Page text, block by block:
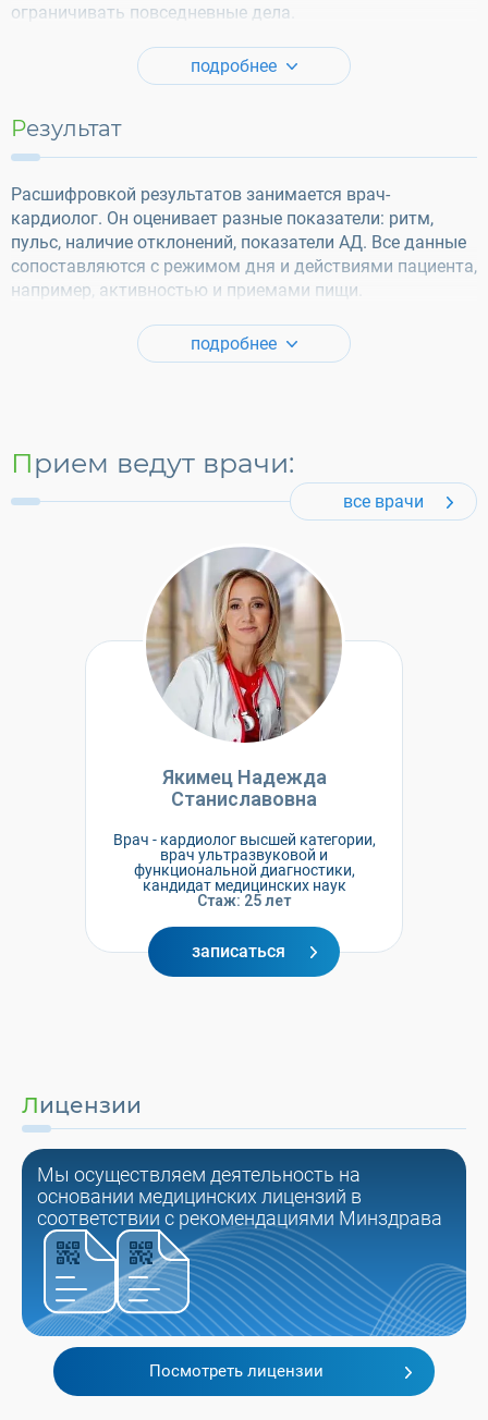
ограничивать повседневные дела.
подробнее
Результат
Расшифровкой результатов занимается врач-
кардиолог. Он оценивает разные показатели: ритм,
пульс, наличие отклонений, показатели АД. Все данные
сопоставляются с режимом дня и действиями пациента,
например, активностью и приемами пищи.
подробнее
Лицензии
Мы осуществляем деятельность на
основании медицинских лицензий в
соответствии с рекомендациями Минздрава
Посмотреть лицензии
Прием ведут врачи:
все врачи
Якимец Надежда
Станиславовна
Врач - кардиолог высшей категории,
врач ультразвуковой и
функциональной диагностики,
кандидат медицинских наук
Стаж: 25 лет
записаться